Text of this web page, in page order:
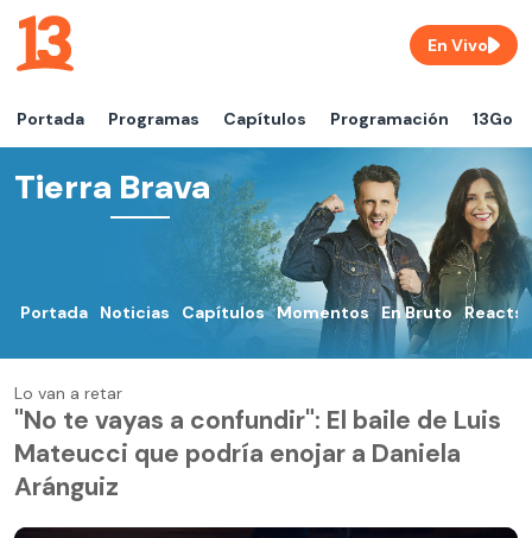
Portada Programas Capítulos Programación 13Go
En Vivo
Tierra Brava
Portada Noticias Capítulos Momentos En Bruto Reacts
Lo van a retar
"No te vayas a confundir": El baile de Luis
Mateucci que podría enojar a Daniela
Aránguiz